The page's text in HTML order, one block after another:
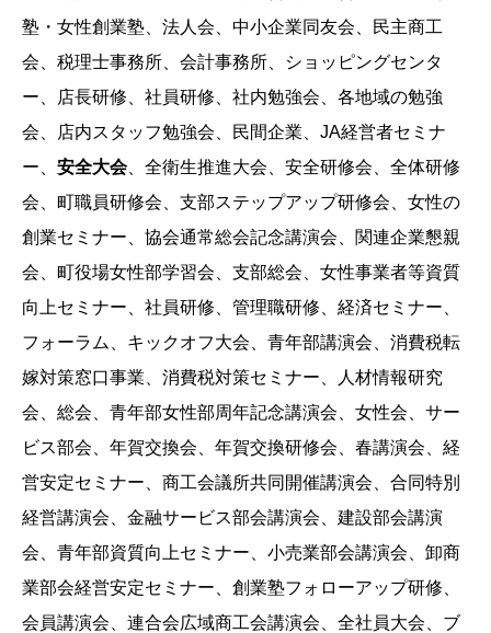
塾・女性創業塾、法人会、中小企業同友会、民主商工
会、税理士事務所、会計事務所、ショッピングセンタ
ー、店長研修、社員研修、社内勉強会、各地域の勉強
会、店内スタッフ勉強会、民間企業、JA経営者セミナ
ー、 安全大会、全衛生推進大会、安全研修会、全体研修
会、町職員研修会、支部ステップアップ研修会、女性の
創業セミナー、協会通常総会記念講演会、関連企業懇親
会、町役場女性部学習会、支部総会、女性事業者等資質
向上セミナー、社員研修、管理職研修、経済セミナー、
フォーラム、キックオフ大会、青年部講演会、消費税転
嫁対策窓口事業、消費税対策セミナー、人材情報研究
会、総会、青年部女性部周年記念講演会、女性会、サー
ビス部会、年賀交換会、年賀交換研修会、春講演会、経
営安定セミナー、商工会議所共同開催講演会、合同特別
経営講演会、金融サービス部会講演会、建設部会講演
会、青年部資質向上セミナー、小売業部会講演会、卸商
業部会経営安定セミナー、創業塾フォローアップ研修、
会員講演会、連合会広域商工会講演会、全社員大会、ブ